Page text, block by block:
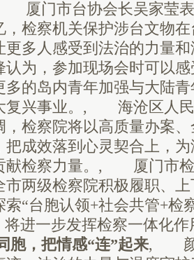
厦门市台协会长吴家莹表
，检察机关保护涉台文物
更多人感受到法治的力
认为，参加现场会时可以
多的岛内青年加强与大陆
复兴事业。, 海沧区人民
，检察院将以高质量办案
把成效落到心灵契合上，
献检察力量。, 厦门市检
市两级检察院积极履职、
“台胞认领+社会共管+检
将进一步发挥检察一体化
，把情感“连”起来, 颜